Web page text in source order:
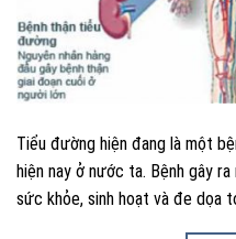
Tiểu đường hiện đang là một
hiện nay ở nước ta. Bệnh gây
sức khỏe, sinh hoạt và đe dọa